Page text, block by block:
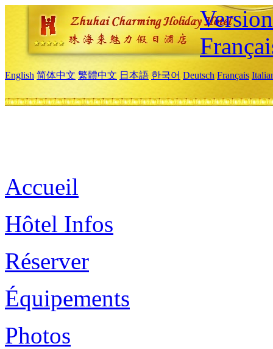
English 简体中文 繁體中文 日本語 한국어 Deutsch Français
Accueil
Hôtel Infos
Réserver
Équipements
Photos